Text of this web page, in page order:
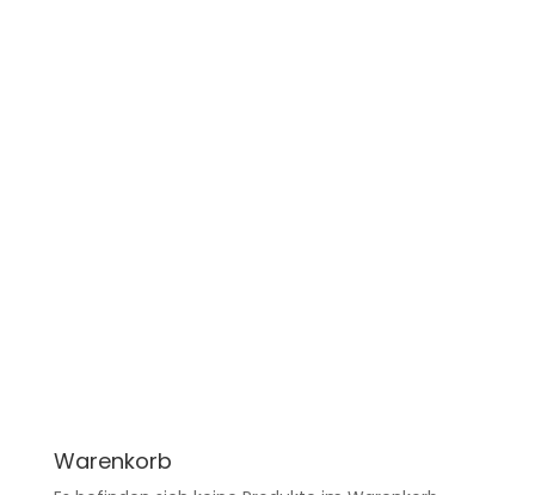
Warenkorb